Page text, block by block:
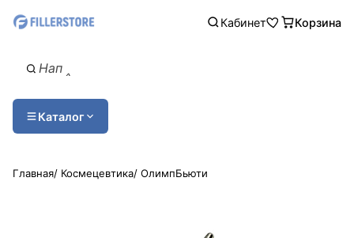
Кабинет Корзина
Каталог
Главная/ Космецевтика/ ОлимпБьюти